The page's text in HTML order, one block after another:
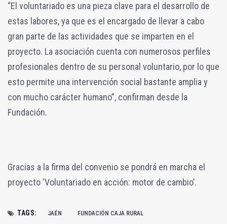
“El voluntariado es una pieza clave para el desarrollo de
estas labores, ya que es el encargado de llevar a cabo
gran parte de las actividades que se imparten en el
proyecto. La asociación cuenta con numerosos perfiles
profesionales dentro de su personal voluntario, por lo que
esto permite una intervención social bastante amplia y
con mucho carácter humano”, confirman desde la
Fundación.
Gracias a la firma del convenio se pondrá en marcha el
proyecto ‘Voluntariado en acción: motor de cambio’.
TAGS: JAÉN FUNDACIÓN CAJA RURAL